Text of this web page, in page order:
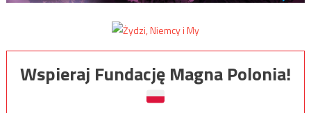
Wspieraj Fundację Magna Polonia!